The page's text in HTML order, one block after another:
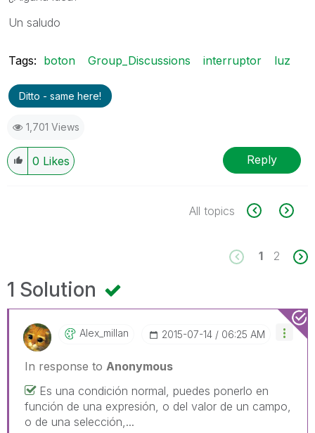
Un saludo
Tags: boton Group_Discussions interruptor luz
Ditto - same here!
1,701 Views
0 Likes Reply
All topics
1 2
1 Solution
Alex_millan ‎2015-07-14 06:25 AM
In response to Anonymous
Es una condición normal, puedes ponerlo en
función de una expresión, o del valor de un campo,
o de una selección,...